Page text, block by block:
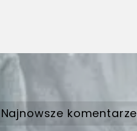
Najnowsze komentarze